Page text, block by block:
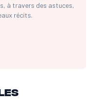
à travers des astuces,
récits.